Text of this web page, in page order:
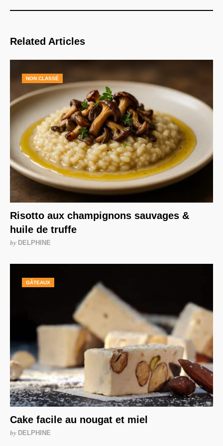
Related Articles
NON CLASSÉ
Risotto aux champignons sauvages &
huile de truffe
by DELPHINE
GÂTEAUX
Cake facile au nougat et miel
by DELPHINE